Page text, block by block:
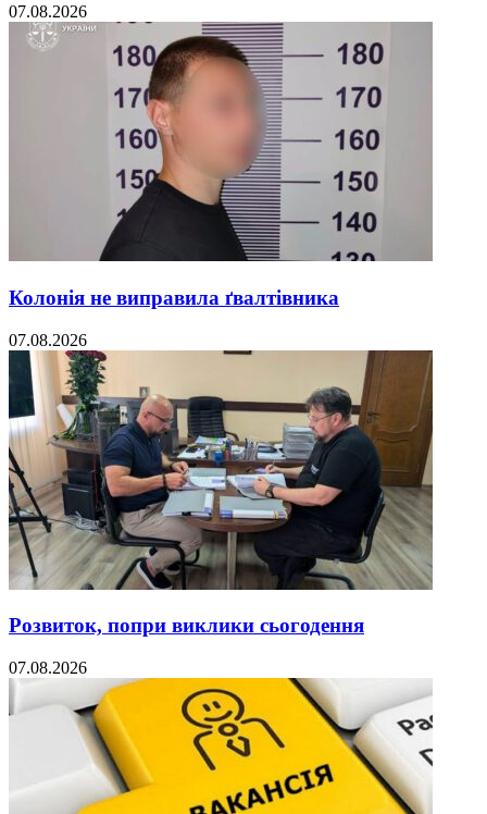
07.08.2026
Колонія не виправила ґвалтівника
07.08.2026
Розвиток, попри виклики сьогодення
07.08.2026